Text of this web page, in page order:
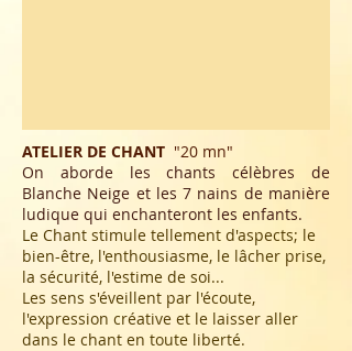
ATELIER DE CHANT "20 mn"
On aborde les chants célèbres de
Blanche Neige et les 7 nains de manière
ludique qui enchanteront les enfants.
Le Chant stimule tellement d'aspects; le
bien-être, l'enthousiasme, le lâcher prise,
la sécurité, l'estime de soi...
Les sens s'éveillent par l'écoute,
l'expression créative et le laisser aller
dans le chant en toute liberté.